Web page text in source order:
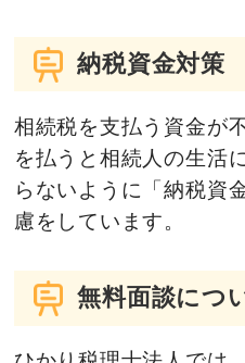
納税資金対策
相続税を支払う資金が
を払うと相続人の生活
らないように「納税資
慮をしています。
無料面談につ